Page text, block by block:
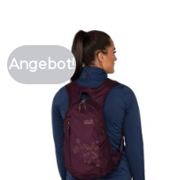
Angebot!